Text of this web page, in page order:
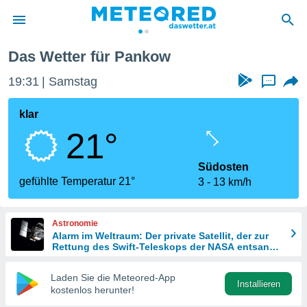
wurde
dass
sind.
diese
Das Wetter für Pankow
19:31 Samstag ...
klar
21°
gefühlte Temperatur 21°
Südosten
3
13 km/h
Astronomie
Alarm im Weltraum: Der private Satellit, der zur
Rettung des Swift-Teleskops der NASA entsandt
Laden Sie die Meteored-App
kostenlos herunter!
Installieren